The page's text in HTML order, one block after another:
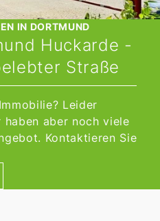
IN DORTMUND
Huckarde -
Straße
Leider
aber noch viele
Kontaktieren Sie